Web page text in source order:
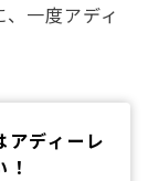
一度アディ
アディーレ